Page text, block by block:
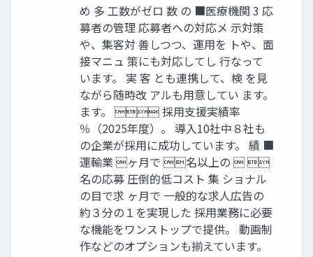
め 多 工数がゼロ 数 の ■医療機関 3 応
募者の管理 応募者への対応メ 示対策
や、集客対 善しつつ、運用を トや、面
接マニュ 策にも対応してし 行なって
います。 実 客 とも連携して、検 を見
ながら随時改 アルも用意してい ます。
ます。  採用支援実績率
％（2025年度）。 導入10社中８社も
の企業が採用に成功しています。 績 ■
運輸業 ヶ月で 名以上の  
名の応募 圧倒的低コスト 集 ショナル
の目で求 ヶ月で 一般的な求人広告の
約３分の１を実現した 採用業務に必要
な機能をワンストップで提供。 動画制
作などのオプションも揃えています。